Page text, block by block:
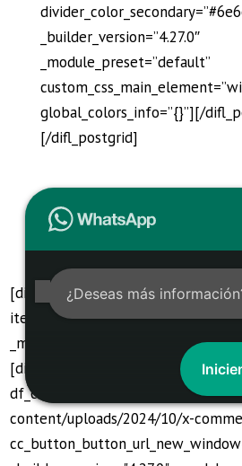
_builder_version=”4.27.0″
_module_preset=”default”
global_colors_info=”{}”][/
[/difl_postgrid]
[difl_contentcarousel
item_mobile="3" autoplay="on"
_module_preset="default"
[difl_contentcarouselitem
df_cci_image="https://
content/uploads/2024/10/x-
¿Deseas más